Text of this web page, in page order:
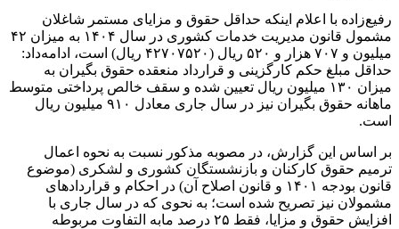
رفیع‌زاده با اعلام اینکه حداقل حقوق و مزایای مستمر شاغلان
مشمول قانون مدیریت خدمات کشوری در سال ۱۴۰۴ به میزان ۴۲
میلیون و ۷۰۷ هزار و ۵۲۰ ریال (۴۲۷۰۷۵۲۰ ریال) است، ادامه‌داد:
حداقل مبلغ حکم کارگزینی و قرارداد منعقده حقوق بگیران به
میزان ۱۳۰ میلیون ریال تعیین شده و سقف خالص پرداختی متوسط
ماهانه حقوق بگیران نیز در سال جاری معادل ۹۱۰ میلیون ریال
است.
بر اساس این گزارش، در مصوبه مذکور نسبت به نحوه اعمال
ترمیم حقوق کارکنان و بازنشستگان کشوری و لشکری (موضوع
قانون بودجه ۱۴۰۱ و قانون اصلاح آن) در احکام و قراردادهای
مشمولان نیز تصریح شده است؛ به نحوی که در سال جاری با
افزایش حقوق و مزایا، فقط ۲۵ درصد مابه التفاوت مربوطه